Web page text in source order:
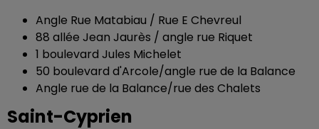
Angle Rue Matabiau / Rue E Chevreul
88 allée Jean Jaurès / angle rue Riquet
1 boulevard Jules Michelet
50 boulevard d'Arcole/angle rue de la Balance
Angle rue de la Balance/rue des Chalets
Saint-Cyprien